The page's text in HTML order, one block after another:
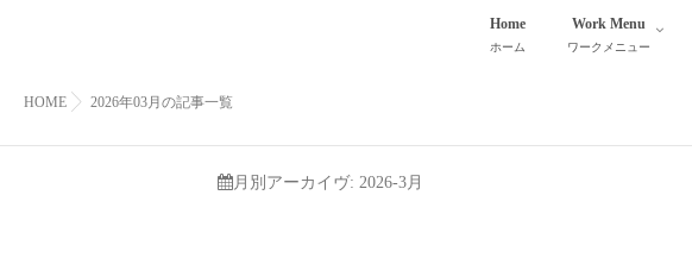
Home
ホーム
Work Menu
ワークメニュー
HOME 2026年03月の記事一覧
月別アーカイヴ: 2026-3月